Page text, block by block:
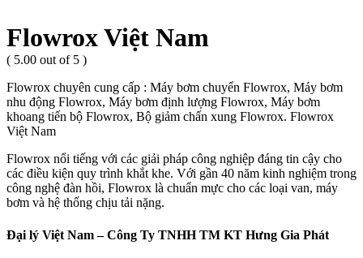
Flowrox Việt Nam
( 5.00 out of 5 )
Flowrox chuyên cung cấp : Máy bơm chuyển Flowrox, Máy bơm
nhu động Flowrox, Máy bơm định lượng Flowrox, Máy bơm
khoang tiến bộ Flowrox, Bộ giảm chấn xung Flowrox. Flowrox
Việt Nam
Flowrox nổi tiếng với các giải pháp công nghiệp đáng tin cậy cho
các điều kiện quy trình khắt khe. Với gần 40 năm kinh nghiệm trong
công nghệ đàn hồi, Flowrox là chuẩn mực cho các loại van, máy
bơm và hệ thống chịu tải nặng.
Đại lý Việt Nam – Công Ty TNHH TM KT Hưng Gia Phát